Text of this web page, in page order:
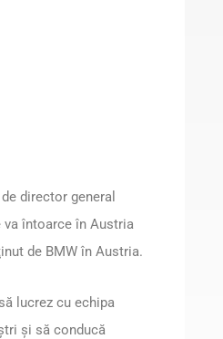
director general
va întoarce în Austria
de BMW în Austria.
lucrez cu echipa
și să conducă